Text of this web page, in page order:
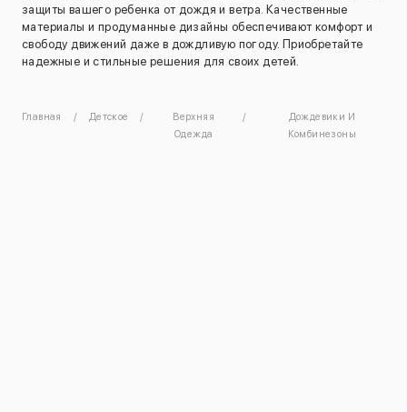
защиты вашего ребенка от дождя и ветра. Качественные
материалы и продуманные дизайны обеспечивают комфорт и
свободу движений даже в дождливую погоду. Приобретайте
надежные и стильные решения для своих детей.
Главная Детское
Верхняя
Одежда
Дождевики И
Комбинезоны